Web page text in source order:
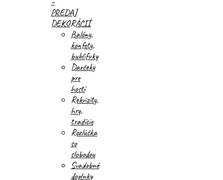
PREDAJ
DEKORÁCIÍ
Balóny,
konfety,
bublifuky
Darčeky
pre
hostí
Rekvizity,
hry,
tradície
Rozlúčka
so
slobodou
Svadobné
doplnky